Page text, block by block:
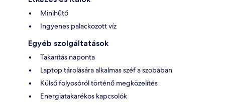
Minihűtő
Ingyenes palackozott víz
Egyéb szolgáltatások
Takarítás naponta
Laptop tárolására alkalmas széf a szobában
Külső folyosóról történő megközelítés
Energiatakarékos kapcsolók